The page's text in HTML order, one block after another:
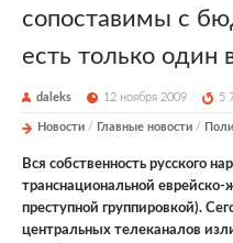
сопоставимы с
есть только один
daleks 12 ноября 2009 5
Новости / Главные новости /
Вся собственность русского
транснациональной
преступной группировкой).
центральных телеканалов